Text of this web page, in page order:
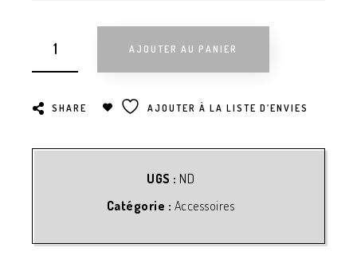
AJOUTER AU PANIER
SHARE AJOUTER À LA LISTE D’ENVIES
UGS : ND
Catégorie : Accessoires